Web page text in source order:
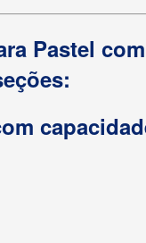
Pastel